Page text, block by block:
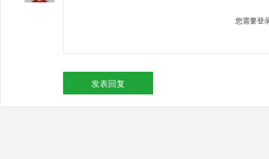
您需要登
发表回复